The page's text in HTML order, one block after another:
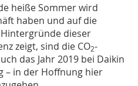
heiße Sommer wird
haben und auf die
dieser
zeigt, sind die CO2-
das Jahr 2019 bei Daikin
– in der Hoffnung hier